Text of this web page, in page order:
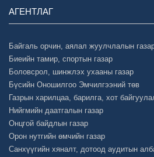
АГЕНТЛАГ
Байгаль орчин, аялал жуулчлалын
Биеийн тамир, спортын газар
Боловсрол, шинжлэх ухааны газар
Бүсийн Оношилгоо Эмчилгээний төв
Газрын харилцаа, барилга, хот
Нийгмийн даатгалын газар
Онцгой байдлын газар
Орон нутгийн өмчийн газар
Санхүүгийн хяналт, дотоод аудитын